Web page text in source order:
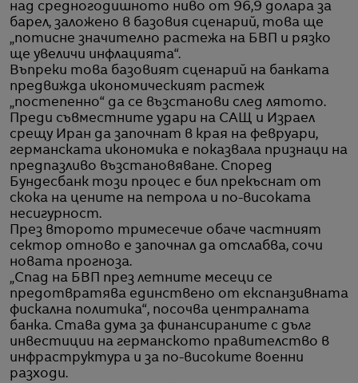
над средногодишното ниво от 96,9 долара за
барел, заложено в базовия сценарий, това ще
„потисне значително растежа на БВП и рязко
ще увеличи инфлацията“.
Въпреки това базовият сценарий на банката
предвижда икономическият растеж
„постепенно“ да се възстанови след лятото.
Преди съвместните удари на САЩ и Израел
срещу Иран да започнат в края на февруари,
германската икономика е показвала признаци на
предпазливо възстановяване. Според
Бундесбанк този процес е бил прекъснат от
скока на цените на петрола и по-високата
несигурност.
През второто тримесечие обаче частният
сектор отново е започнал да отслабва, сочи
новата прогноза.
„Спад на БВП през летните месеци се
предотвратява единствено от експанзивната
фискална политика“, посочва централната
банка. Става дума за финансираните с дълг
инвестиции на германското правителство в
инфраструктура и за по-високите военни
разходи.